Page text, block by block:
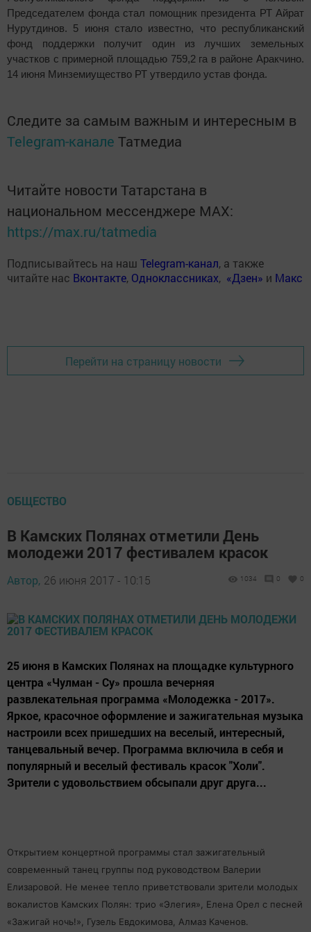
Председателем фонда стал помощник президента РТ Айрат
Нурутдинов. 5 июня стало известно, что республиканский
фонд поддержки получит один из лучших земельных
участков с примерной площадью 759,2 га в районе Аракчино.
14 июня Минземиущество РТ утвердило устав фонда.
Следите за самым важным и интересным в
Telegram-канале Татмедиа
Читайте новости Татарстана в
национальном мессенджере MАХ:
https://max.ru/tatmedia
Подписывайтесь на наш Telegram-канал, а также
читайте нас Вконтакте, Одноклассниках, «Дзен» и Макс
Перейти на страницу новости
ОБЩЕСТВО
В Камских Полянах отметили День
молодежи 2017 фестивалем красок
Автор, 26 июня 2017 - 10:15 1034 0 0
25 июня в Камских Полянах на площадке культурного
центра «Чулман - Су» прошла вечерняя
развлекательная программа «Молодежка - 2017».
Яркое, красочное оформление и зажигательная музыка
настроили всех пришедших на веселый, интересный,
танцевальный вечер. Программа включила в себя и
популярный и веселый фестиваль красок "Холи".
Зрители с удовольствием обсыпали друг друга...
Открытием концертной программы стал зажигательный
современный танец группы под руководством Валерии
Елизаровой. Не менее тепло приветствовали зрители молодых
вокалистов Камских Полян: трио «Элегия», Елена Орел с песней
«Зажигай ночь!», Гузель Евдокимова, Алмаз Каченов.